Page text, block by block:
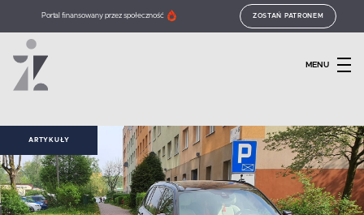
Portal finansowany przez społeczność ZOSTAŃ PATRONEM
MENU
ARTYKUŁY